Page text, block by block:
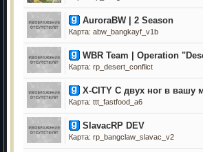
AuroraBW | 2 Season
Карта: abw_bangkayf_v1b
WBR Team | Operation
Карта: rp_desert_conflict
X-CITY С двух ног в вашу
Карта: ttt_fastfood_a6
SlavacRP DEV
Карта: rp_bangclaw_slavac_v2